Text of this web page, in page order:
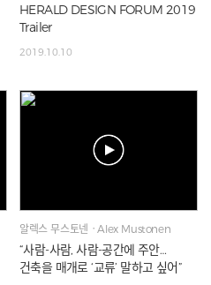
HERALD DESIGN FORUM 2019
Trailer
2019.10.10
알렉스 무스토넨ㆍAlex Mustonen
“사람-사람, 사람-공간에 주안…
건축을 매개로 ‘교류’ 말하고 싶어”